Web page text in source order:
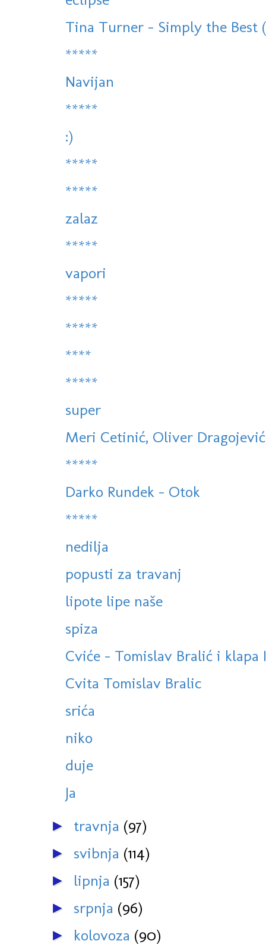
Tina Turner - Simply the Best
*****
Navijan
*****
:)
*****
*****
zalaz
*****
vapori
*****
*****
****
*****
super
Meri Cetinić, Oliver
*****
Darko Rundek - Otok
*****
nedilja
popusti za travanj
lipote lipe naše
spiza
Cviće - Tomislav Bralić i klapa
Cvita Tomislav Bralic
srića
niko
duje
Ja
► travnja (97)
► svibnja (114)
► lipnja (157)
► srpnja (96)
► kolovoza (90)